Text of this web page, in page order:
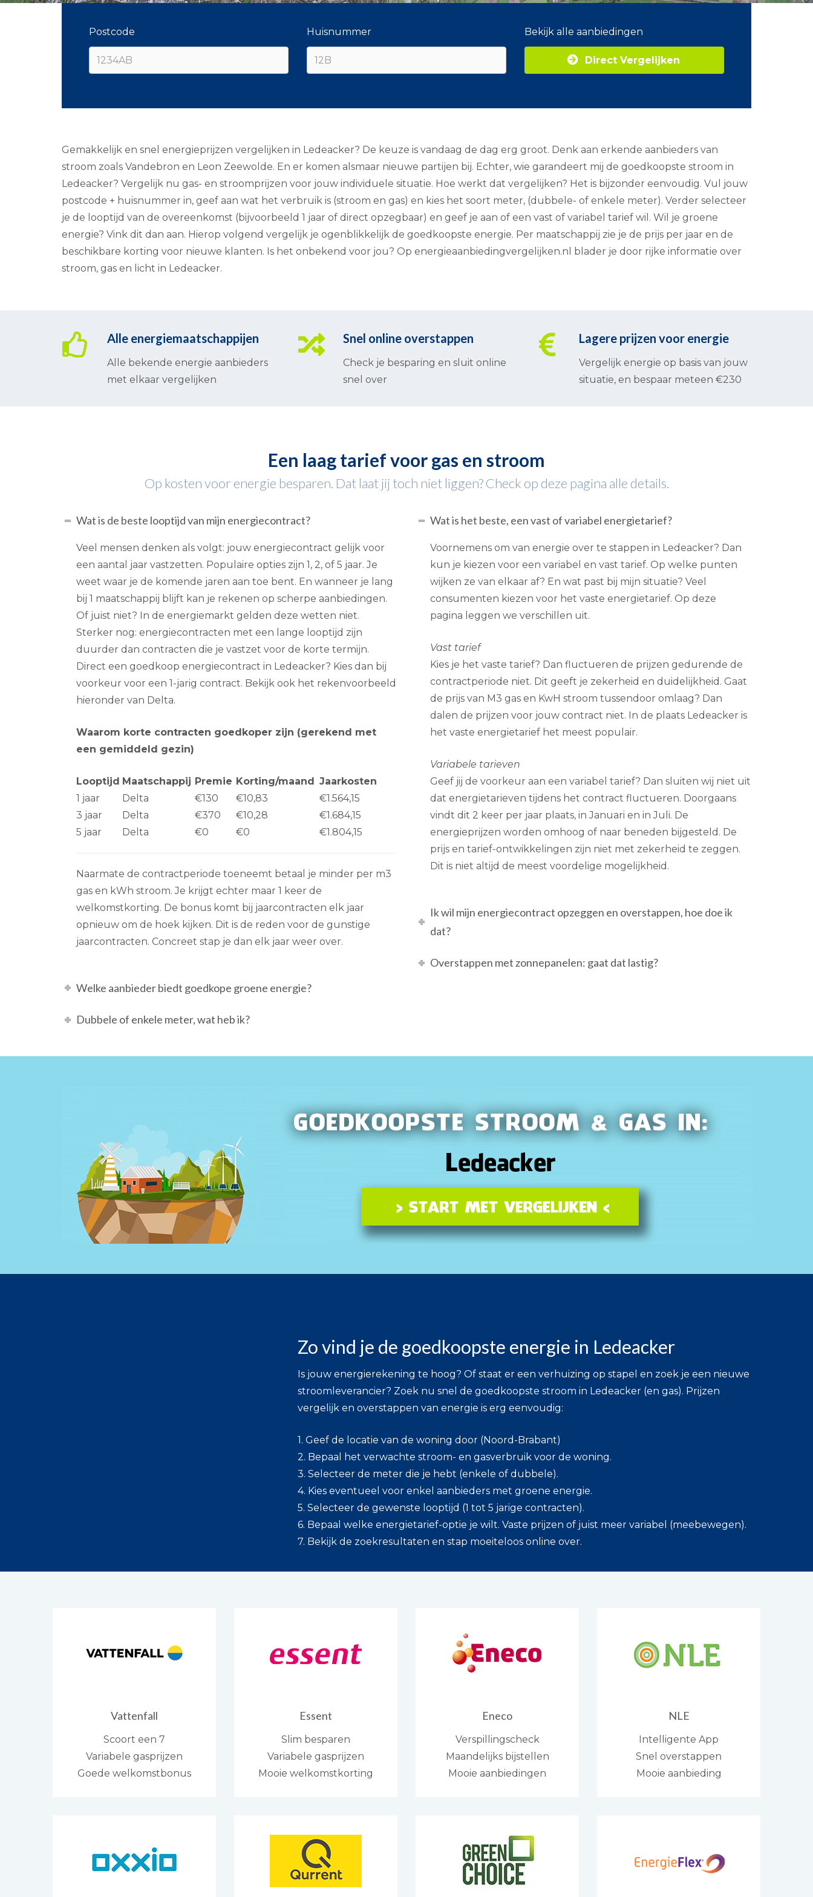
Postcode Huisnummer Bekijk alle aanbiedingen
Direct Vergelijken
Gemakkelijk en snel energieprijzen vergelijken in Ledeacker? De keuze is vandaag de dag erg groot. Denk aan erkende aanbieders van
stroom zoals Vandebron en Leon Zeewolde. En er komen alsmaar nieuwe partijen bij. Echter, wie garandeert mij de goedkoopste stroom in
Ledeacker? Vergelijk nu gas- en stroomprijzen voor jouw individuele situatie. Hoe werkt dat vergelijken? Het is bijzonder eenvoudig. Vul jouw
postcode + huisnummer in, geef aan wat het verbruik is (stroom en gas) en kies het soort meter, (dubbele- of enkele meter). Verder selecteer
je de looptijd van de overeenkomst (bijvoorbeeld 1 jaar of direct opzegbaar) en geef je aan of een vast of variabel tarief wil. Wil je groene
energie? Vink dit dan aan. Hierop volgend vergelijk je ogenblikkelijk de goedkoopste energie. Per maatschappij zie je de prijs per jaar en de
beschikbare korting voor nieuwe klanten. Is het onbekend voor jou? Op energieaanbiedingvergelijken.nl blader je door rijke informatie over
stroom, gas en licht in Ledeacker.
Alle energiemaatschappijen
Alle bekende energie aanbieders
met elkaar vergelijken
Snel online overstappen
Check je besparing en sluit online
snel over
Lagere prijzen voor energie
Vergelijk energie op basis van jouw
situatie, en bespaar meteen €230
Een laag tarief voor gas en stroom
Op kosten voor energie besparen. Dat laat jij toch niet liggen? Check op deze pagina alle details.
Wat is de beste looptijd van mijn energiecontract?
Veel mensen denken als volgt: jouw energiecontract gelijk voor
een aantal jaar vastzetten. Populaire opties zijn 1, 2, of 5 jaar. Je
weet waar je de komende jaren aan toe bent. En wanneer je lang
bij 1 maatschappij blijft kan je rekenen op scherpe aanbiedingen.
Of juist niet? In de energiemarkt gelden deze wetten niet.
Sterker nog: energiecontracten met een lange looptijd zijn
duurder dan contracten die je vastzet voor de korte termijn.
Direct een goedkoop energiecontract in Ledeacker? Kies dan bij
voorkeur voor een 1-jarig contract. Bekijk ook het rekenvoorbeeld
hieronder van Delta.
Waarom korte contracten goedkoper zijn (gerekend met
een gemiddeld gezin)
Looptijd Maatschappij Premie Korting/maand Jaarkosten
1 jaar
Delta €130 €10,83
€1.564,15
3 jaar
Delta €370 €10,28
€1.684,15
5 jaar
Delta €0 €0 €1.804,15
Naarmate de contractperiode toeneemt betaal je minder per m3
gas en kWh stroom. Je krijgt echter maar 1 keer de
welkomstkorting. De bonus komt bij jaarcontracten elk jaar
opnieuw om de hoek kijken. Dit is de reden voor de gunstige
jaarcontracten. Concreet stap je dan elk jaar weer over.
Welke aanbieder biedt goedkope groene energie?
Dubbele of enkele meter, wat heb ik?
Wat is het beste, een vast of variabel energietarief?
Voornemens om van energie over te stappen in Ledeacker? Dan
kun je kiezen voor een variabel en vast tarief. Op welke punten
wijken ze van elkaar af? En wat past bij mijn situatie? Veel
consumenten kiezen voor het vaste energietarief. Op deze
pagina leggen we verschillen uit.
Vast tarief
Kies je het vaste tarief? Dan fluctueren de prijzen gedurende de
contractperiode niet. Dit geeft je zekerheid en duidelijkheid. Gaat
de prijs van M3 gas en KwH stroom tussendoor omlaag? Dan
dalen de prijzen voor jouw contract niet. In de plaats Ledeacker is
het vaste energietarief het meest populair.
Variabele tarieven
Geef jij de voorkeur aan een variabel tarief? Dan sluiten wij niet uit
dat energietarieven tijdens het contract fluctueren. Doorgaans
vindt dit 2 keer per jaar plaats, in Januari en in Juli. De
energieprijzen worden omhoog of naar beneden bijgesteld. De
prijs en tarief-ontwikkelingen zijn niet met zekerheid te zeggen.
Dit is niet altijd de meest voordelige mogelijkheid.
Ik wil mijn energiecontract opzeggen en overstappen, hoe doe ik
dat?
Overstappen met zonnepanelen: gaat dat lastig?
Zo vind je de goedkoopste energie in Ledeacker
Is jouw energierekening te hoog? Of staat er een verhuizing op stapel en zoek je een nieuwe
stroomleverancier? Zoek nu snel de goedkoopste stroom in Ledeacker (en gas). Prijzen
vergelijk en overstappen van energie is erg eenvoudig:
1. Geef de locatie van de woning door (Noord-Brabant)
2. Bepaal het verwachte stroom- en gasverbruik voor de woning.
3. Selecteer de meter die je hebt (enkele of dubbele).
4. Kies eventueel voor enkel aanbieders met groene energie.
5. Selecteer de gewenste looptijd (1 tot 5 jarige contracten).
6. Bepaal welke energietarief-optie je wilt. Vaste prijzen of juist meer variabel (meebewegen).
7. Bekijk de zoekresultaten en stap moeiteloos online over.
Vattenfall
Scoort een 7
Variabele gasprijzen
Goede welkomstbonus
Essent
Slim besparen
Variabele gasprijzen
Mooie welkomstkorting
Eneco
Verspillingscheck
Maandelijks bijstellen
Mooie aanbiedingen
NLE
Intelligente App
Snel overstappen
Mooie aanbieding